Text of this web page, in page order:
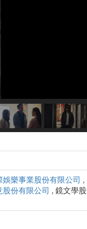
娛樂事業股份有限公司 ,
份有限公司 , 鏡文學